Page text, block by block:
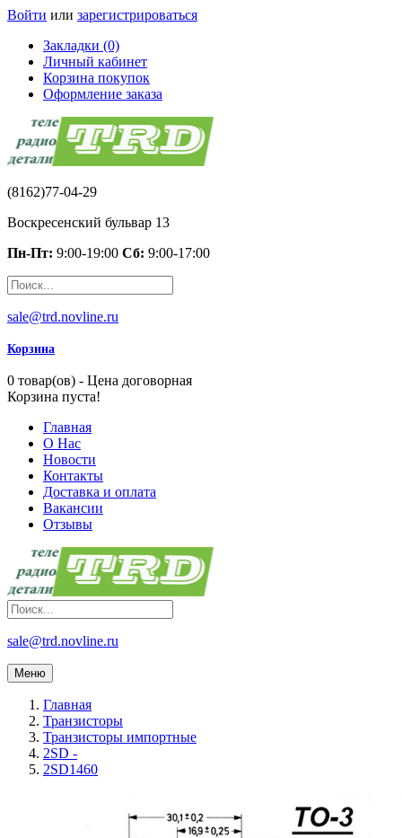
Войти или зарегистрироваться
Закладки (0)
Личный кабинет
Корзина покупок
Оформление заказа
(8162)77-04-29
Воскресенский бульвар 13
Пн-Пт: 9:00-19:00 Сб: 9:00-17:00
sale@trd.novline.ru
Корзина
0 товар(ов) - Цена договорная
Корзина пуста!
Главная
О Нас
Новости
Контакты
Доставка и оплата
Вакансии
Отзывы
sale@trd.novline.ru
Меню
Главная
Транзисторы
Транзисторы импортные
2SD -
2SD1460